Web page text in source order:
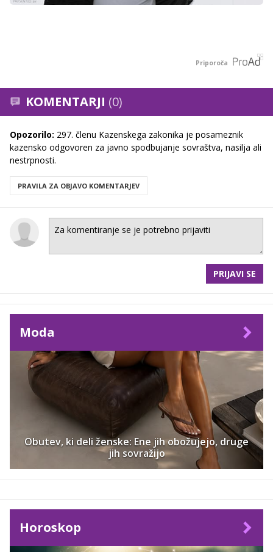
Priporoča
KOMENTARJI (0)
Opozorilo: 297. členu Kazenskega zakonika je posameznik
kazensko odgovoren za javno spodbujanje sovraštva, nasilja ali
nestrpnosti.
PRAVILA ZA OBJAVO KOMENTARJEV
PRIJAVI SE
Moda
Obutev, ki deli ženske: Ene jih obožujejo, druge
jih sovražijo
Horoskop